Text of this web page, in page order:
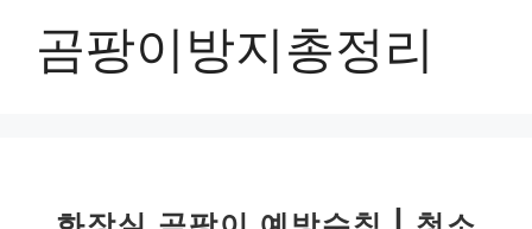
곰팡이방지총정리